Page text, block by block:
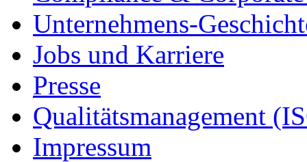
Unternehmens-
Jobs und Karriere
Presse
Qualitätsmanagement
Impressum